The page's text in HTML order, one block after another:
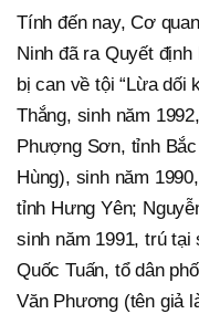
Tính đến nay, Cơ
Ninh đã ra Quyết
bị can về tội “Lừa dối
Thắng, sinh năm
Phượng Sơn, tỉnh
Hùng), sinh năm
tỉnh Hưng Yên;
sinh năm 1991, trú tại
Quốc Tuấn, tổ dân
Văn Phương (tên giả